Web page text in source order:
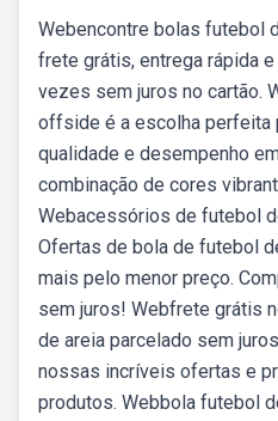
Webencontre bolas futebol
frete grátis, entrega rápida
vezes sem juros no cartão.
offside é a escolha perfeita
qualidade e desempenho
combinação de cores
Webacessórios de futebol
Ofertas de bola de futebol
mais pelo menor preço.
sem juros! Webfrete grátis
de areia parcelado sem
nossas incríveis ofertas e
produtos. Webbola futebol